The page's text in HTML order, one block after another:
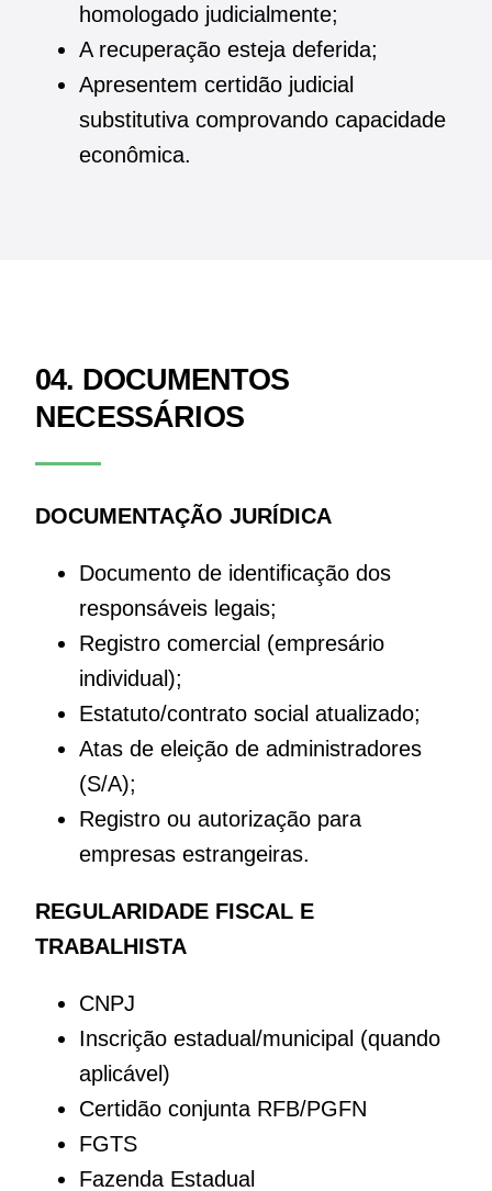
homologado judicialmente;
A recuperação esteja deferida;
Apresentem certidão judicial
substitutiva comprovando capacidade
econômica.
04. DOCUMENTOS
NECESSÁRIOS
DOCUMENTAÇÃO JURÍDICA
Documento de identificação dos
responsáveis legais;
Registro comercial (empresário
individual);
Estatuto/contrato social atualizado;
Atas de eleição de administradores
(S/A);
Registro ou autorização para
empresas estrangeiras.
REGULARIDADE FISCAL E
TRABALHISTA
CNPJ
Inscrição estadual/municipal (quando
aplicável)
Certidão conjunta RFB/PGFN
FGTS
Fazenda Estadual